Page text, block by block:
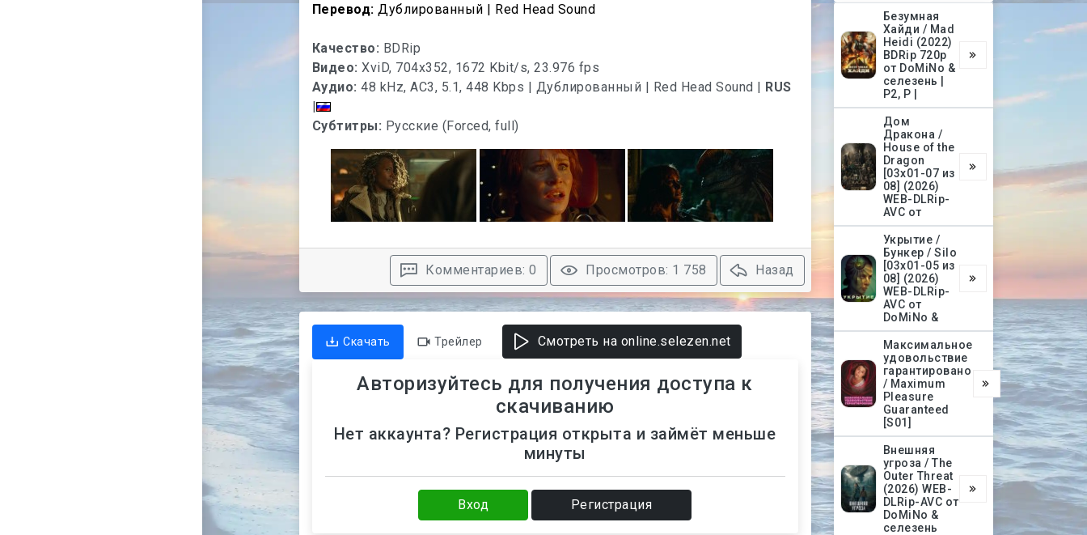
Перевод: Дублированный | Red Head Sound
Качество: BDRip
Видео:XviD, 704x352, 1672 Kbit/s, 23.976 fps
Аудио:48 kHz, AC3, 5.1, 448 Kbps | Дублированный | Red Head Sound | RUS
|
Субтитры: Русские (Forced, full)
Комментариев: 0 Просмотров: 1 758 Назад
Скачать Трейлер Смотреть на online.selezen.net
Авторизуйтесь для получения доступа к
скачиванию
Нет аккаунта? Регистрация открыта и займёт меньше
минуты
Вход Регистрация
Безумная
Хайди / Mad
Heidi (2022)
BDRip 720p
от DoMiNo &
селезень |
P2, P |
Дом
Дракона /
House of the
Dragon
[03х01-07 из
08] (2026)
WEB-DLRip-
AVC от
Укрытие /
Бункер / Silo
[03х01-05 из
08] (2026)
WEB-DLRip-
AVC от
DoMiNo &
Максимальное
удовольствие
гарантировано
/ Maximum
Pleasure
Guaranteed
[S01]
Внешняя
угроза / The
Outer Threat
(2026) WEB-
DLRip-AVC от
DoMiNo &
селезень